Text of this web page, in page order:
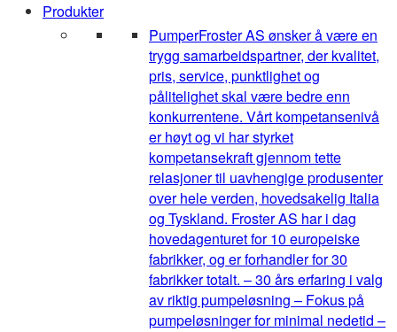
Produkter
PumperFroster AS ønsker å være en
trygg samarbeidspartner, der kvalitet,
pris, service, punktlighet og
pålitelighet skal være bedre enn
konkurrentene. Vårt kompetansenivå
er høyt og vi har styrket
kompetansekraft gjennom tette
relasjoner til uavhengige produsenter
over hele verden, hovedsakelig Italia
og Tyskland. Froster AS har i dag
hovedagenturet for 10 europeiske
fabrikker, og er forhandler for 30
fabrikker totalt. – 30 års erfaring i valg
av riktig pumpeløsning – Fokus på
pumpeløsninger for minimal nedetid –